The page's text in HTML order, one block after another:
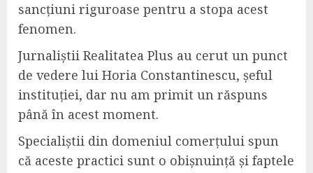
sancțiuni riguroase pentru a stopa acest
fenomen.
Jurnaliștii Realitatea Plus au cerut un punct
de vedere lui Horia Constantinescu, șeful
instituției, dar nu am primit un răspuns
până în acest moment.
Specialiștii din domeniul comerțului spun
că aceste practici sunt o obișnuință și faptele